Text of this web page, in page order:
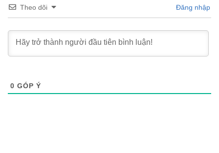
Theo dõi Đăng nhập
0 GÓP Ý